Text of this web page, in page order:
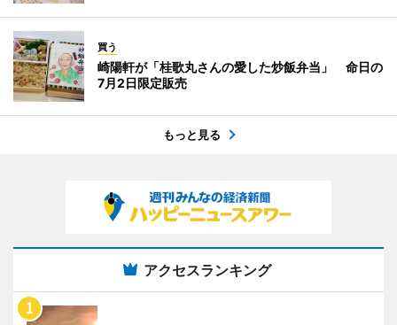
買う
崎陽軒が「桂歌丸さんの愛した炒飯弁当」 命日の
7月2日限定販売
もっと見る
アクセスランキング